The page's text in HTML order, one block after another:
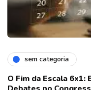
sem categoria
O Fim da Escala